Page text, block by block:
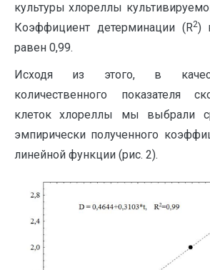
культуры хлореллы
Коэффициент детерминации (R2)
равен 0,99.
Исходя из этого, в
количественного показателя
клеток хлореллы мы выбрали
эмпирически полученного
линейной функции (рис. 2).